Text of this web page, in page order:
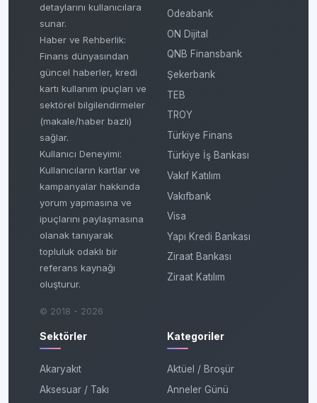
detaylarını kullanıcılara
sunar.
Haber ve Rehberlik:
Finans dünyasından
güncel haberler, kredi
kartı kullanım ipuçları ve
sektörel bilgilendirmeler
(makale/haber bazlı)
sağlar.
Kullanıcı Deneyimi:
Kullanıcıların kartlar ve
kampanyalar hakkında
yorum yapmasına ve
ipuçlarını paylaşmasına
olanak tanıyarak
topluluk odaklı bir
referans kaynağı
oluşturur.
© 2018 - 2026
Odeabank
ON Dijital
QNB Finansbank
Şekerbank
TEB
TROY
Türkiye Finans
Türkiye İş Bankası
Vakıf Katılım
Vakıfbank
Visa
Yapı Kredi Bankası
Ziraat Bankası
Ziraat Katılım
Sektörler
Akaryakıt
Aksesuar / Takı
Kategoriler
Aktüel / Broşür
Anneler Günü